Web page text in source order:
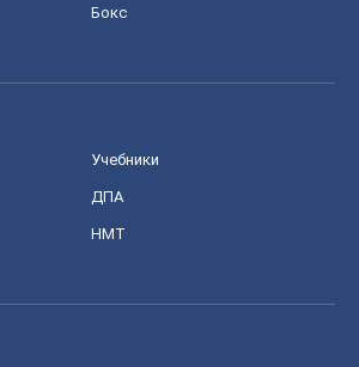
Бокс
Учебники
ДПА
НМТ